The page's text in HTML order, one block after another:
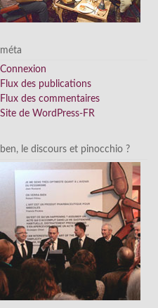
méta
Connexion
Flux des publications
Flux des commentaires
Site de WordPress-FR
ben, le discours et pinocchio ?